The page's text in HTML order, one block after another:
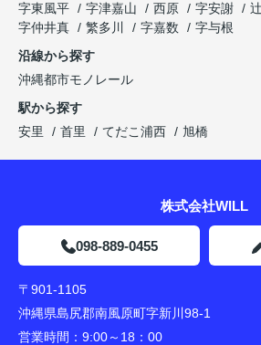
字東風平
字津嘉山 西原 字安謝 辻
字仲井真
繁多川 字嘉数
字与根
沿線から探す
沖縄都市モノレール
駅から探す
安里
首里 てだこ浦西 旭橋
株式会社WILL
098-889-0455
〒901-1105
沖縄県島尻郡南風原町字新川98-1
営業時間： 9:00～18：00